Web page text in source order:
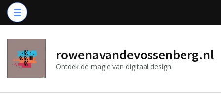
Ga
naar
(druk
Enter)
rowenavandevossenberg.nl
Ontdek de magie van digitaal design.